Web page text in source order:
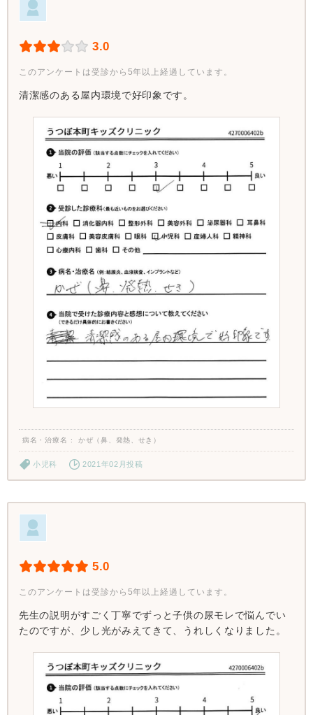
3.0
このアンケートは受診から5年以上経過しています。
清潔感のある屋内環境で好印象です。
病名・治療名 かぜ（鼻、発熱、せき）
小児科 2021年02月投稿
5.0
このアンケートは受診から5年以上経過しています。
先生の説明がすごく丁寧でずっと子供の尿モレで悩んでい
たのですが、少し光がみえてきて、うれしくなりました。